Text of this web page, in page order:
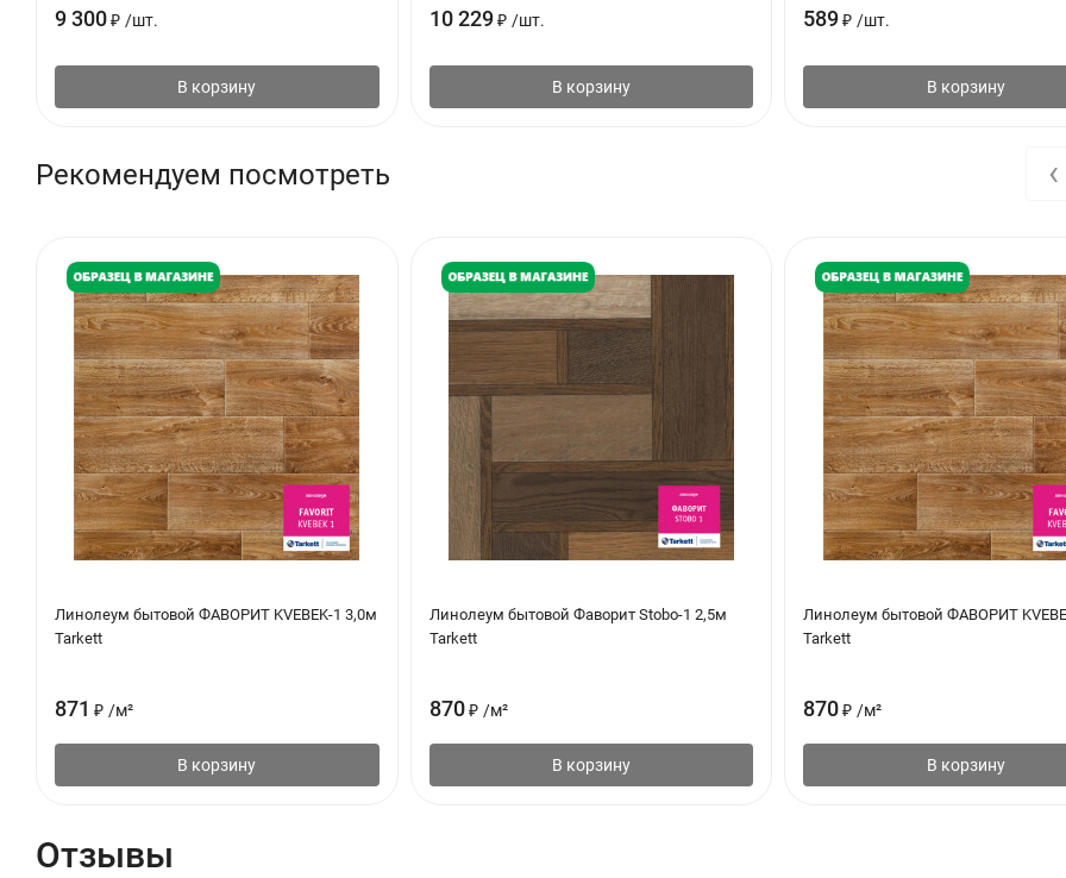
9 300₽ /шт.
В корзину
10 229 ₽ /шт.
В корзину
589 ₽ /шт.
В корзину
Рекомендуем посмотреть
Линолеум бытовой ФАВОРИТ KVEBEK-1 3,0м
Tarkett
871 ₽ /м²
В корзину
Линолеум бытовой Фаворит Stobo-1 2,5м
Tarkett
870 ₽ /м²
В корзину
Линолеум бытовой ФАВОРИТ
Tarkett
870 ₽ /м²
В корзину
‹
Отзывы